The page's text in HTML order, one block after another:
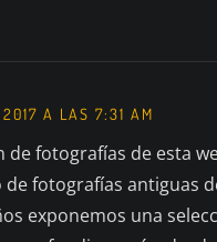
A LAS 7:31 AM
de fotografías de esta
fotografías antiguas
exponemos una